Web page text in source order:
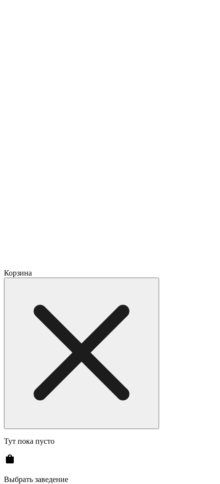
Корзина
Тут пока пусто
Выбрать заведение